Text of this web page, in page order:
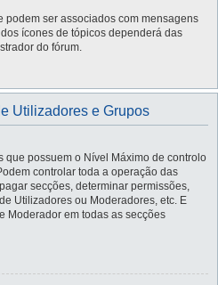
podem ser associados com mensagens
ícones de tópicos dependerá das
do fórum.
Utilizadores e Grupos
que possuem o Nível Máximo de controlo
controlar toda a operação das
secções, determinar permissões,
Utilizadores ou Moderadores, etc. E
Moderador em todas as secções